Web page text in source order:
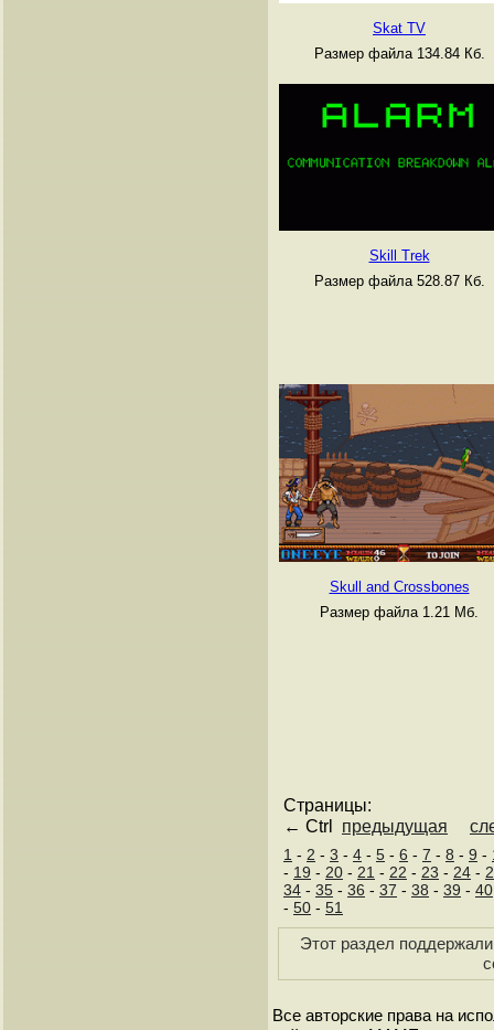
Skat TV
Размер файла 134.84 Кб.
Skill Trek
Размер файла 528.87 Кб.
Skull and Crossbones
Размер файла 1.21 Мб.
Страницы:
← Ctrl предыдущая
1 - 2 - 3 - 4 - 5 - 6 - 7 - 8 - 9 -
- 19 - 20 - 21 - 22 - 23 - 24 -
34 - 35 - 36 - 37 - 38 - 39 - 40
- 50 - 51
Этот раздел
Все авторские права на